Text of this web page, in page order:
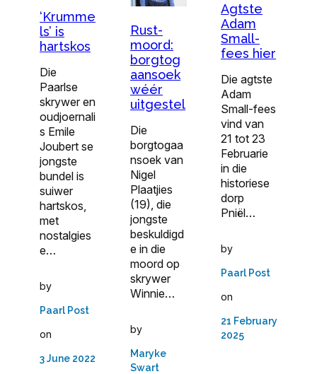
‘Krumme
ls’ is
hartskos
Die
Paarlse
skrywer en
oudjoernali
s Emile
Joubert se
jongste
bundel is
suiwer
hartskos,
met
nostalgies
e…
by
Paarl Post
on
3 June 2022
Rust-
moord:
borgtog
aansoek
wéér
uitgestel
Die
borgtogaa
nsoek van
Nigel
Plaatjies
(19), die
jongste
beskuldigd
e in die
moord op
skrywer
Winnie…
by
Maryke
Swart
Agtste
Adam
Small-
fees hier
Die agtste
Adam
Small-fees
vind van
21 tot 23
Februarie
in die
historiese
dorp
Pniël…
by
Paarl Post
on
21 February
2025